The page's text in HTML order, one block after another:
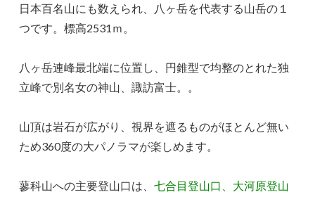
日本百名山にも数えられ、八ヶ岳を代表する山岳の１
つです。標高2531ｍ。
八ヶ岳連峰最北端に位置し、円錐型で均整のとれた独
立峰で別名女の神山、諏訪富士。。
山頂は岩石が広がり、視界を遮るものがほとんど無い
ため360度の大パノラマが楽しめます。
蓼科山への主要登山口は、七合目登山口、大河原登山